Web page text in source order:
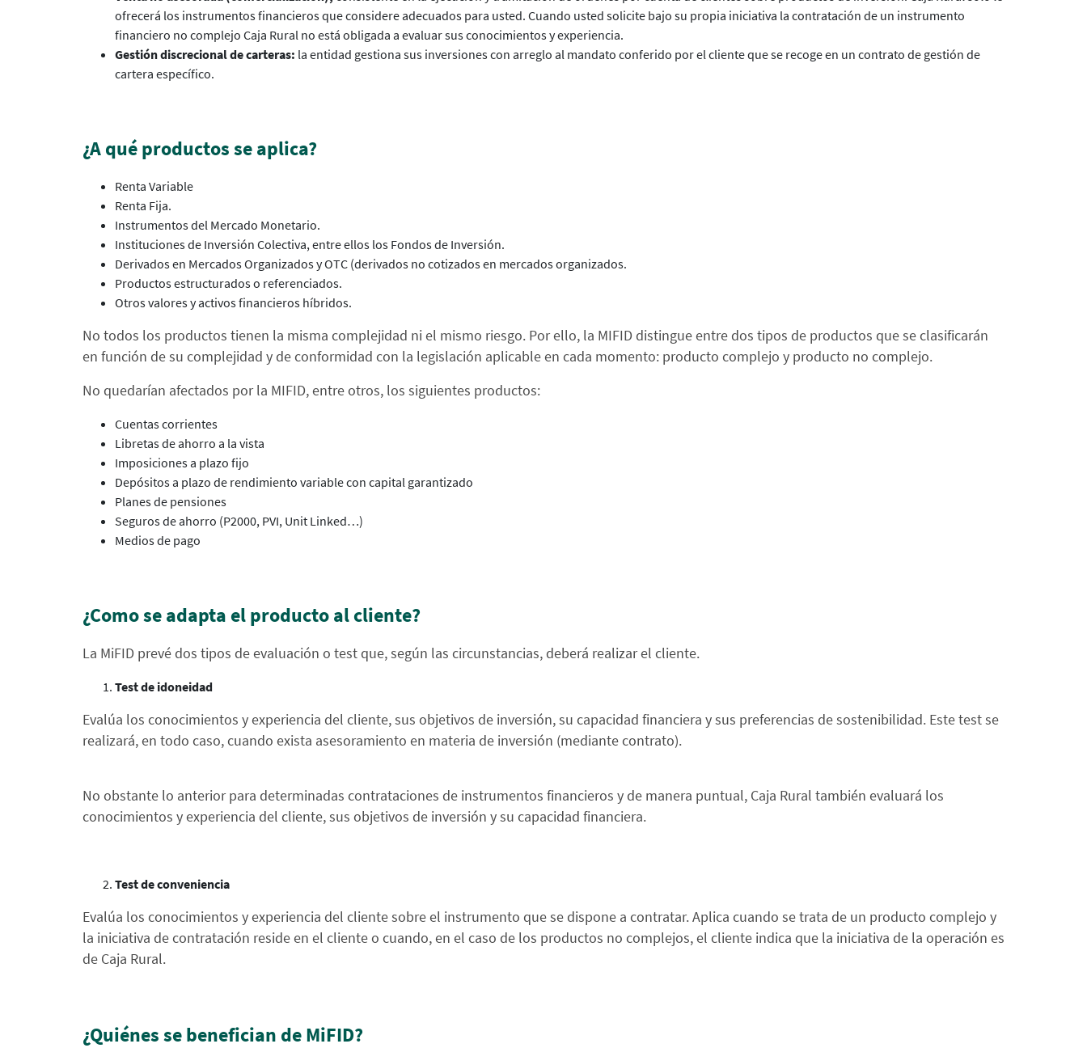
ofrecerá los instrumentos financieros que considere adecuados para usted. Cuando usted solicite bajo su propia iniciativa la contratación de un instrumento
financiero no complejo Caja Rural no está obligada a evaluar sus conocimientos y experiencia.
Gestión discrecional de carteras: la entidad gestiona sus inversiones con arreglo al mandato conferido por el cliente que se recoge en un contrato de gestión de
cartera específico.
¿A qué productos se aplica?
Renta Variable
Renta Fija.
Instrumentos del Mercado Monetario.
Instituciones de Inversión Colectiva, entre ellos los Fondos de Inversión.
Derivados en Mercados Organizados y OTC (derivados no cotizados en mercados organizados.
Productos estructurados o referenciados.
Otros valores y activos financieros híbridos.
No todos los productos tienen la misma complejidad ni el mismo riesgo. Por ello, la MIFID distingue entre dos tipos de productos que se clasificarán
en función de su complejidad y de conformidad con la legislación aplicable en cada momento: producto complejo y producto no complejo.
No quedarían afectados por la MIFID, entre otros, los siguientes productos:
Cuentas corrientes
Libretas de ahorro a la vista
Imposiciones a plazo fijo
Depósitos a plazo de rendimiento variable con capital garantizado
Planes de pensiones
Seguros de ahorro (P2000, PVI, Unit Linked…)
Medios de pago
¿Como se adapta el producto al cliente?
La MiFID prevé dos tipos de evaluación o test que, según las circunstancias, deberá realizar el cliente.
Test de idoneidad
Evalúa los conocimientos y experiencia del cliente, sus objetivos de inversión, su capacidad financiera y sus preferencias de sostenibilidad. Este test se
realizará, en todo caso, cuando exista asesoramiento en materia de inversión (mediante contrato).
No obstante lo anterior para determinadas contrataciones de instrumentos financieros y de manera puntual, Caja Rural también evaluará los
conocimientos y experiencia del cliente, sus objetivos de inversión y su capacidad financiera.
Test de conveniencia
Evalúa los conocimientos y experiencia del cliente sobre el instrumento que se dispone a contratar. Aplica cuando se trata de un producto complejo y
la iniciativa de contratación reside en el cliente o cuando, en el caso de los productos no complejos, el cliente indica que la iniciativa de la operación es
de Caja Rural.
¿Quiénes se benefician de MiFID?